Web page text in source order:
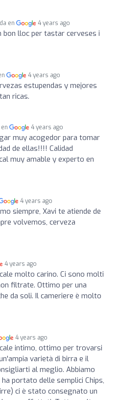
en 4 years ago
bon lloc per tastar cerveses i
4 years ago
estupendas y mejores
ricas.
4 years ago
muy acogedor para tomar
de ellas!!!! Calidad
muy amable y experto en
4 years ago
siempre, Xavi te atiende de
volvemos, cerveza
4 years ago
molto carino. Ci sono molti
filtrate. Ottimo per una
da soli. Il cameriere è molto
4 years ago
intimo, ottimo per trovarsi
varietà di birra e il
al meglio. Abbiamo
portato delle semplici Chips,
ci è stato consegnato un